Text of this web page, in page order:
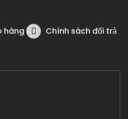
hàng
Chính sách đổi trả